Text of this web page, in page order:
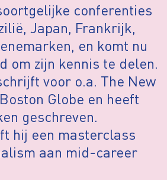
conferenties
Japan, Frankrijk,
en komt nu
om zijn kennis te delen.
voor o.a. The New
Globe en heeft
geschreven.
hij een masterclass
aan mid-career